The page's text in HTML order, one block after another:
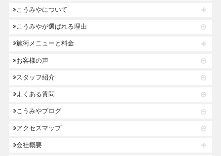
こうみやについて
こうみやが選ばれる理由
施術メニューと料金
お客様の声
スタッフ紹介
よくある質問
こうみやブログ
アクセスマップ
会社概要